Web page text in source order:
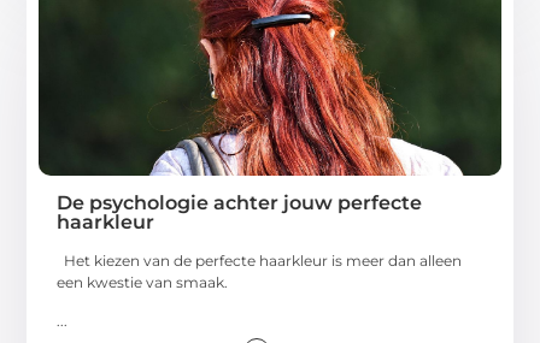
De psychologie achter jouw perfecte
haarkleur
Het kiezen van de perfecte haarkleur is meer dan alleen
een kwestie van smaak.
...